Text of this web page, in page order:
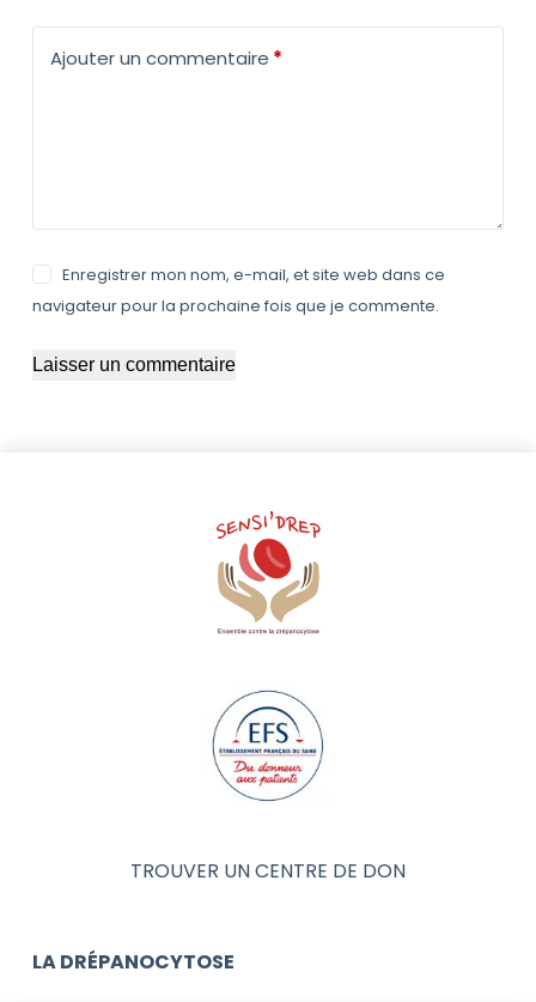
Ajouter un commentaire *
Enregistrer mon nom, e-mail, et site web dans ce
navigateur pour la prochaine fois que je commente.
Laisser un commentaire
TROUVER UN CENTRE DE DON
LA DRÉPANOCYTOSE